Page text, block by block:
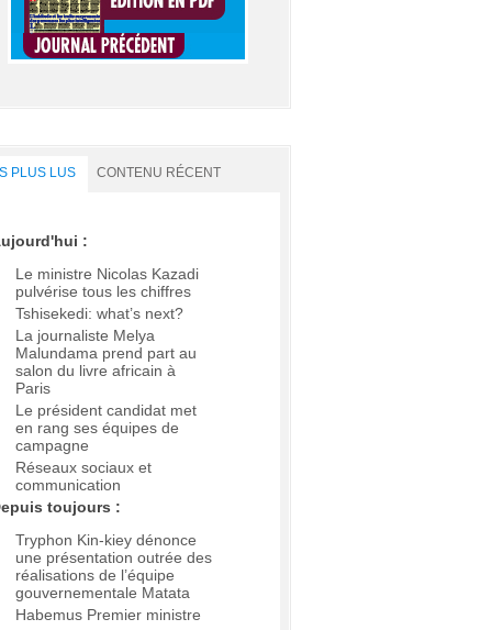
PLUS LUS CONTENU RÉCENT
:
Le ministre Nicolas Kazadi
pulvérise tous les chiffres
Tshisekedi: what’s next?
La journaliste Melya
Malundama prend part au
salon du livre africain à
Paris
Le président candidat met
en rang ses équipes de
campagne
Réseaux sociaux et
communication
toujours :
Tryphon Kin-kiey dénonce
une présentation outrée des
réalisations de l’équipe
gouvernementale Matata
Habemus Premier ministre